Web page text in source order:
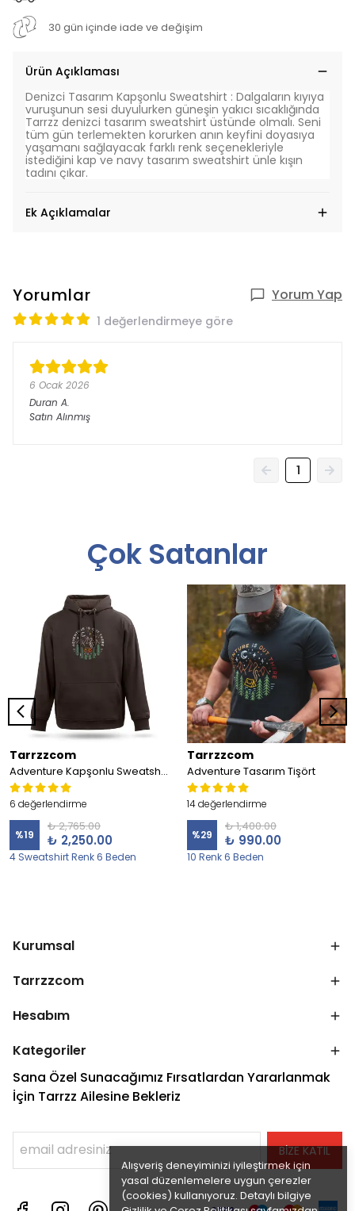
Alışveriş deneyiminizi iyileştirmek için
yasal düzenlemelere uygun çerezler
(cookies) kullanıyoruz. Detaylı bilgiye
30 gün içinde iade ve değişim
Ürün Açıklaması
Denizci Tasarım Kapşonlu Sweatshirt : Dalgaların kıyıya
vuruşunun sesi duyulurken güneşin yakıcı sıcaklığında
Tarrzz denizci tasarım sweatshirt üstünde olmalı. Seni
tüm gün terlemekten korurken anın keyfini doyasıya
yaşamanı sağlayacak farklı renk seçenekleriyle
istediğini kap ve navy tasarım sweatshirt ünle kışın
tadını çıkar.
Ek Açıklamalar
Yorumlar Yorum Yap
1 değerlendirmeye göre
6 Ocak 2026
Duran A.
Satın Alınmış
1
Çok Satanlar
Tarrzzcom
Adventure Kapşonlu Sweatshirt
6 değerlendirme
%19
₺ 2,765.00
₺ 2,250.00
4 Sweatshirt Renk 6 Beden
Tarrzzcom
Adventure Tasarım Tişört
14 değerlendirme
%29
₺ 1,400.00
₺ 990.00
10 Renk 6 Beden
Kurumsal
Tarrzzcom
Hesabım
Kategoriler
Sana Özel Sunacağımız Fırsatlardan Yararlanmak
İçin Tarrzz Ailesine Bekleriz
BİZE KATIL